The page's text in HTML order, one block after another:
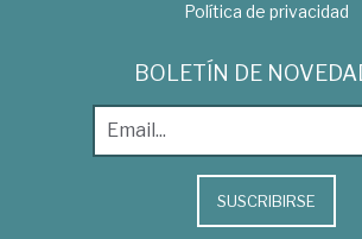
Política de privacidad
BOLETÍN DE
SUSCRIBIRSE